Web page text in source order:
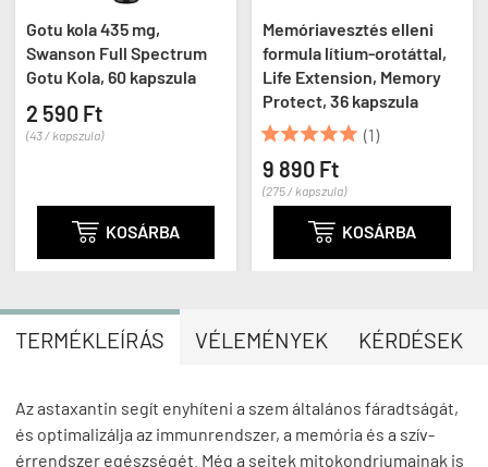
Gotu kola 435 mg,
Swanson Full Spectrum
Gotu Kola, 60 kapszula
2 590 Ft
(43 / kapszula)
 KOSÁRBA
Memóriavesztés elleni
formula lítium-orotáttal,
Life Extension, Memory
Protect, 36 kapszula
 (1)
9 890 Ft
(275 / kapszula)
 KOSÁRBA
TERMÉKLEÍRÁS VÉLEMÉNYEK KÉRDÉSEK
Az astaxantin segít enyhíteni a szem általános fáradtságát,
és optimalizálja az immunrendszer, a memória és a szív-
érrendszer egészségét. Még a sejtek mitokondriumainak is